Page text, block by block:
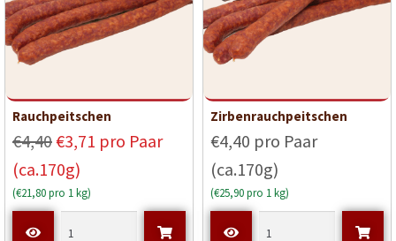
Rauchpeitschen
€4,40€3,71 pro Paar
(ca.170g)
(€21,80 pro 1 kg)
Zirbenrauchpeitschen
€4,40 pro Paar
(ca.170g)
(€25,90 pro 1 kg)